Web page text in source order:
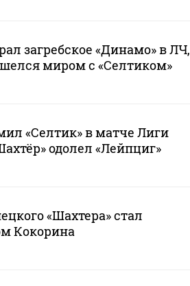
загребское «Динамо» в ЛЧ,
миром с «Селтиком»
«Селтик» в матче Лиги
одолел «Лейпциг»
«Шахтера» стал
Кокорина